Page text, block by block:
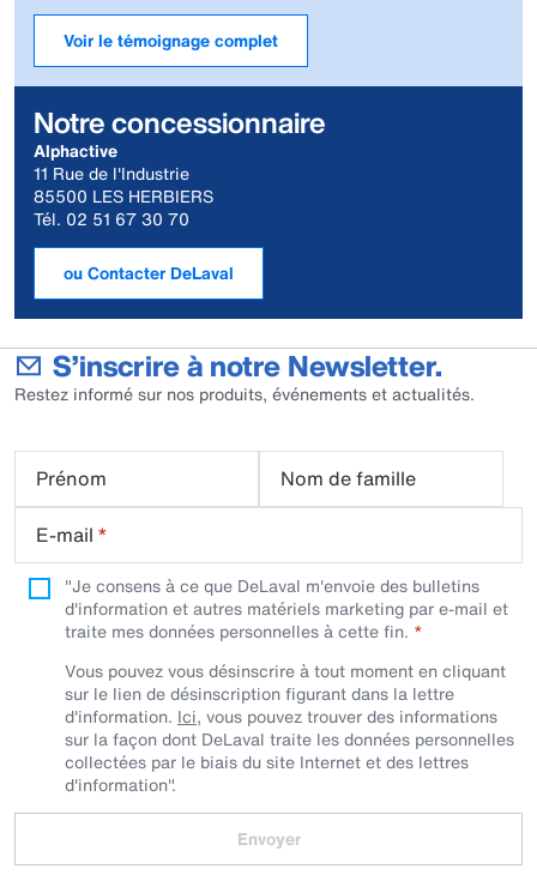
Voir le témoignage complet
Notre concessionnaire
Alphactive
11 Rue de l'Industrie
85500 LES HERBIERS
Tél. 02 51 67 30 70
ou Contacter DeLaval
S’inscrire à notre Newsletter.
Restez informé sur nos produits, événements et actualités.
Prénom
Nom de famille
E-mail *
"Je consens à ce que DeLaval m'envoie des bulletins
d'information et autres matériels marketing par e-mail et
traite mes données personnelles à cette fin.
Vous pouvez vous désinscrire à tout moment en cliquant
sur le lien de désinscription figurant dans la lettre
d'information. Ici, vous pouvez trouver des informations
sur la façon dont DeLaval traite les données personnelles
collectées par le biais du site Internet et des lettres
d'information".
Envoyer